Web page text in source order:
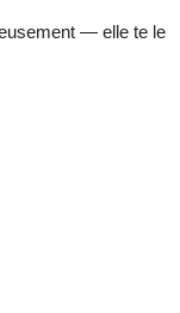
— elle te le